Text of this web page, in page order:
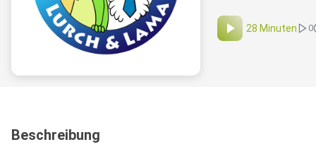
28 Minuten 0
Beschreibung